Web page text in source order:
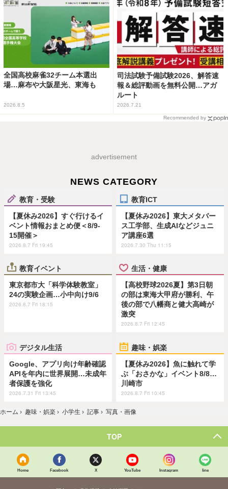
全国高校麻雀32チーム本選出
場…麻布や大阪星光、東海も
2026.8.5
司法試験予備試験2026、解答速
報＆総評動画を無料公開…アガ
ルート
2026.7.21
Recommended by
advertisement
NEWS CATEGORY
教育・受験
【夏休み2026】すぐ行けるイ
ベント情報おまとめ便＜8/9-
15開催＞
2026.8.7 Fri 19:45
教育ICT
【夏休み2026】東大メタバー
ス工学部、生成AIなどジュニ
ア講座6選
2026.7.30 Thu 11:15
教育イベント
東京都市大「科学体験教室」
24の実験企画…小中向け9/6
2026.8.7 Fri 18:15
生活・健康
【高校野球2026夏】第3日朝
の部は東海大甲府が勝利、午
後の部で八幡商と健大高崎が
激突
2026.8.7 Fri 12:45
デジタル生活
Google、アプリ向け年齢確認
APIを年内に世界展開…未成年
者保護を強化
2026.7.31 Fri 13:45
趣味・娯楽
【夏休み2026】魚に触れて学
ぶ「おさかな」イベント8/8…
川崎市
2026.8.7 Fri 10:45
ホーム › 趣味・娯楽 › 小学生 › 記事 › 写真・画像
TOP
Home Facebook X YouTube Instagram line